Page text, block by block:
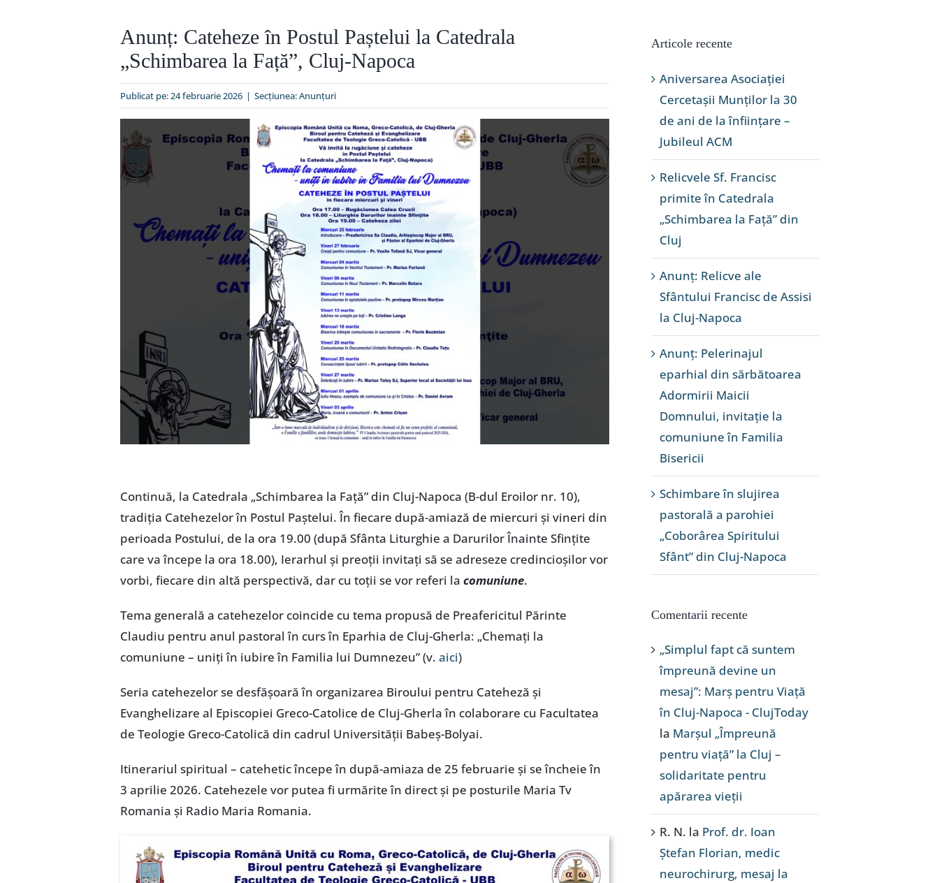
Anunț: Cateheze în Postul Paștelui la Catedrala
„Schimbarea la Față”, Cluj-Napoca
Publicat pe: 24 februarie 2026 | Secțiunea:Anunţuri
Continuă, la Catedrala „Schimbarea la Față” din Cluj-Napoca (B-dul Eroilor nr. 10),
tradiția Catehezelor în Postul Paștelui. În fiecare după-amiază de miercuri și vineri din
perioada Postului, de la ora 19.00 (după Sfânta Liturghie a Darurilor Înainte Sfințite
care va începe la ora 18.00), Ierarhul și preoții invitați să se adreseze credincioșilor vor
vorbi, fiecare din altă perspectivă, dar cu toții se vor referi la comuniune.
Tema generală a catehezelor coincide cu tema propusă de Preafericitul Părinte
Claudiu pentru anul pastoral în curs în Eparhia de Cluj-Gherla: „Chemați la
comuniune – uniți în iubire în Familia lui Dumnezeu” (v. aici)
Seria catehezelor se desfășoară în organizarea Biroului pentru Cateheză și
Evanghelizare al Episcopiei Greco-Catolice de Cluj-Gherla în colaborare cu Facultatea
de Teologie Greco-Catolică din cadrul Universității Babeș-Bolyai.
Itinerariul spiritual – catehetic începe în după-amiaza de 25 februarie și se încheie în
3 aprilie 2026. Catehezele vor putea fi urmărite în direct și pe posturile Maria Tv
Romania și Radio Maria Romania.
Articole recente
Aniversarea Asociației
Cercetașii Munților la 30
de ani de la înființare –
Jubileul ACM
Relicvele Sf. Francisc
primite în Catedrala
„Schimbarea la Față” din
Cluj
Anunț: Relicve ale
Sfântului Francisc de Assisi
la Cluj-Napoca
Anunț: Pelerinajul
eparhial din sărbătoarea
Adormirii Maicii
Domnului, invitație la
comuniune în Familia
Bisericii
Schimbare în slujirea
pastorală a parohiei
„Coborârea Spiritului
Sfânt” din Cluj-Napoca
Comentarii recente
„Simplul fapt că suntem
împreună devine un
mesaj”: Marș pentru Viață
în Cluj-Napoca - ClujToday
la Marșul „Împreună
pentru viață” la Cluj –
solidaritate pentru
apărarea vieții
R. N. la Prof. dr. Ioan
Ștefan Florian, medic
neurochirurg, mesaj la